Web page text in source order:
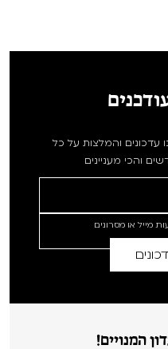
עדכונים והמלצות על כל
והכי מעניינים
מייל או מסרונים
המנויים!